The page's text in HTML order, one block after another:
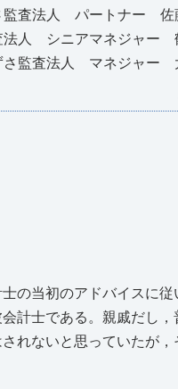
監査法人 パートナー 佐
法人 シニアマネジャー
さ監査法人 マネジャー
の当初のアドバイスに従
計士である。親戚だし，
れないと思っていたが，